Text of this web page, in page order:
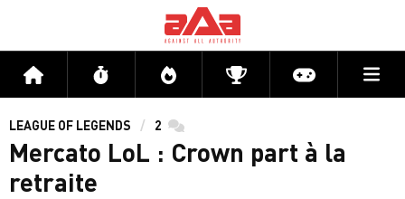
Accueil Flux Directs CompétitionsActu jeux
LEAGUE OF LEGENDS 2 commentaires
Mercato LoL : Crown part à la
retraite